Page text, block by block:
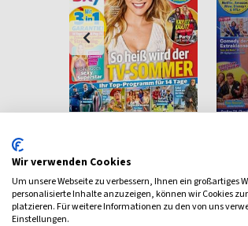
Sender
4,43
Sky Kabelempfänger
ab 3,05 €
(vierzehntäglich) 4,48
TV
ab
Wir verwenden Cookies
Um unsere Webseite zu verbessern, Ihnen ein großartiges
personalisierte Inhalte anzuzeigen, können wir Cookies
platzieren. Für weitere Informationen zu den von uns
Einstellungen.